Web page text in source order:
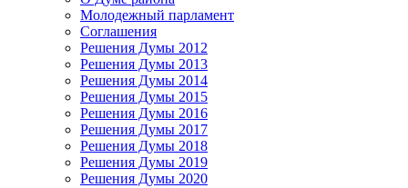
Молодежный парламент
Соглашения
Решения Думы 2012
Решения Думы 2013
Решения Думы 2014
Решения Думы 2015
Решения Думы 2016
Решения Думы 2017
Решения Думы 2018
Решения Думы 2019
Решения Думы 2020